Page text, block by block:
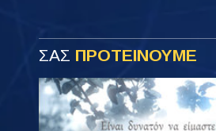
ΣΑΣ ΠΡΟΤΕΙΝΟΥΜΕ